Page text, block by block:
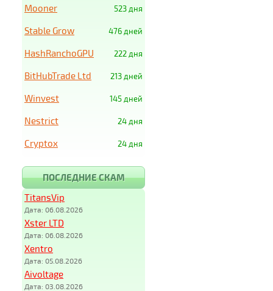
523 дня
Mooner
476 дней
Stable Grow
222 дня
HashRanchoGPU
213 дней
BitHubTrade Ltd
145 дней
Winvest
24 дня
Nestrict
24 дня
Cryptox
ПОСЛЕДНИЕ СКАМ
TitansVip
Дата: 06.08.2026
Xster LTD
Дата: 06.08.2026
Xentro
Дата: 05.08.2026
Aivoltage
Дата: 03.08.2026